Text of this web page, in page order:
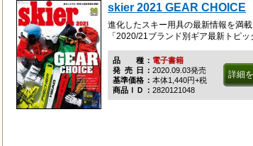
skier 2021 GEAR CHOICE
進化したスキー用具の最新情報を満
「2020/21ブランド別ギア最新トピッ
品種電子書籍
発売日 2020.09.03発売
基準価格
本体1,440円+税
商品ＩＤ
2820121048
詳細